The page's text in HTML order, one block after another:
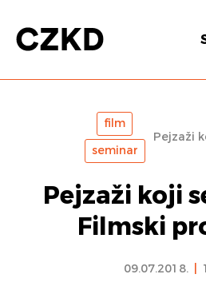
film
seminar
Pejzaži
Pejzaži koji
Filmski
09.07.2018.